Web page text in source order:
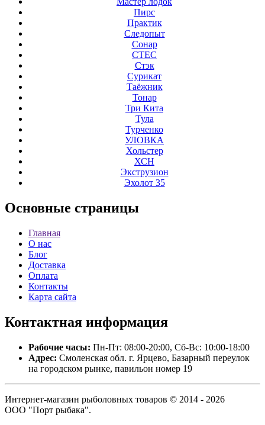
Пирс
Практик
Следопыт
Сонар
СТЕС
Стэк
Сурикат
Таёжник
Тонар
Три Кита
Тула
Турченко
УЛОВКА
Хольстер
ХСН
Экструзион
Эхолот 35
Основные страницы
Главная
О нас
Блог
Доставка
Оплата
Контакты
Карта сайта
Контактная информация
Рабочие часы: Пн-Пт: 08:00-20:00, Сб-Вс: 10:00-18:00
Адрес: Смоленская обл. г. Ярцево, Базарный переулок
на городском рынке, павильон номер 19
Интернет-магазин рыболовных товаров © 2014 - 2026
ООО "Порт рыбака".